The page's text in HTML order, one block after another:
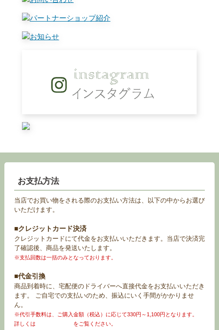
お支払方法
当店でお買い物をされる際のお支払い方法は、以下の中からお選び
いただけます。
■クレジットカード決済
クレジットカードにて代金をお支払いいただきます。当店で決済完
了確認後、商品を発送いたします。
※支払回数は一括のみとなっております。
■代金引換
商品到着時に、宅配便のドライバーへ直接代金をお支払いいただき
ます。 ご自宅での支払いのため、振込にいく手間がかかりませ
ん。
※代引手数料は、ご購入金額（税込）に応じて330円～1,100円となります。
詳しくは
をご覧ください。